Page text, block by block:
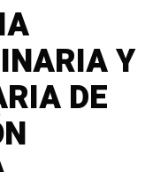
Y
DE